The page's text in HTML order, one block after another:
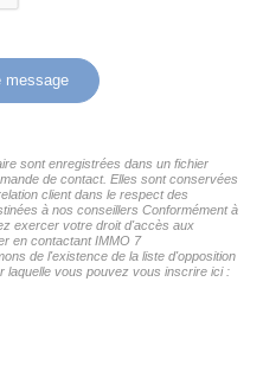
message
sont enregistrées dans un fichier
de contact. Elles sont conservées
client dans le respect des
à nos conseillers Conformément à
exercer votre droit d'accès aux
en contactant IMMO 7
de l'existence de la liste d'opposition
laquelle vous pouvez vous inscrire ici :